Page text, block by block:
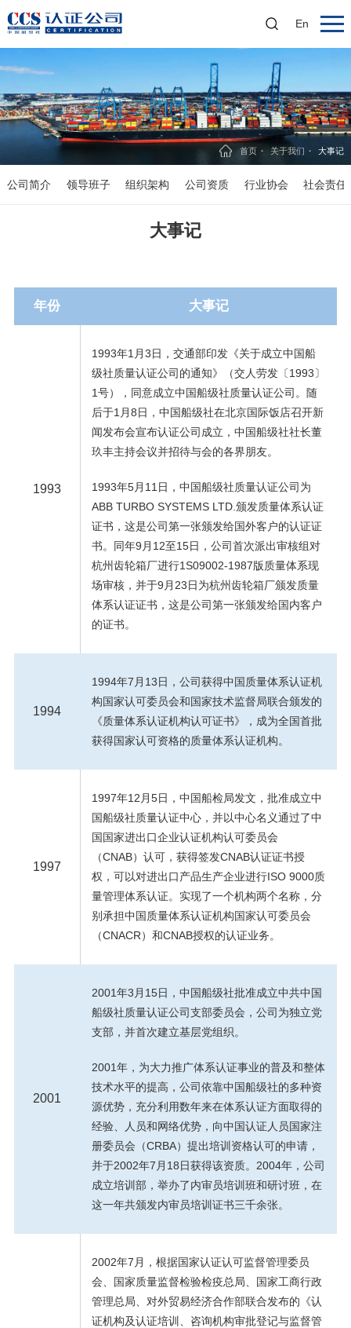
En
首页 关于我们 大事记
公司简介 领导班子 组织架构 公司资质 行业协会 社会责任
大事记
年份 大事记
1993
1993年1月3日，交通部印发《关于成立中国船
级社质量认证公司的通知》（交人劳发〔1993〕
1号），同意成立中国船级社质量认证公司。随
后于1月8日，中国船级社在北京国际饭店召开新
闻发布会宣布认证公司成立，中国船级社社长董
玖丰主持会议并招待与会的各界朋友。
1993年5月11日，中国船级社质量认证公司为
ABB TURBO SYSTEMS LTD.颁发质量体系认证
证书，这是公司第一张颁发给国外客户的认证证
书。同年9月12至15日，公司首次派出审核组对
杭州齿轮箱厂进行1S09002-1987版质量体系现
场审核，并于9月23日为杭州齿轮箱厂颁发质量
体系认证证书，这是公司第一张颁发给国内客户
的证书。
1994
1994年7月13日，公司获得中国质量体系认证机
构国家认可委员会和国家技术监督局联合颁发的
《质量体系认证机构认可证书》，成为全国首批
获得国家认可资格的质量体系认证机构。
1997
1997年12月5日，中国船检局发文，批准成立中
国船级社质量认证中心，并以中心名义通过了中
国国家进出口企业认证机构认可委员会
（CNAB）认可，获得签发CNAB认证证书授
权，可以对进出口产品生产企业进行ISO 9000质
量管理体系认证。实现了一个机构两个名称，分
别承担中国质量体系认证机构国家认可委员会
（CNACR）和CNAB授权的认证业务。
2001
2001年3月15日，中国船级社批准成立中共中国
船级社质量认证公司支部委员会，公司为独立党
支部，并首次建立基层党组织。
2001年，为大力推广体系认证事业的普及和整体
技术水平的提高，公司依靠中国船级社的多种资
源优势，充分利用数年来在体系认证方面取得的
经验、人员和网络优势，向中国认证人员国家注
册委员会（CRBA）提出培训资格认可的申请，
并于2002年7月18日获得该资质。2004年，公司
成立培训部，举办了内审员培训班和研讨班，在
这一年共颁发内审员培训证书三千余张。
2002年7月，根据国家认证认可监督管理委员
会、国家质量监督检验检疫总局、国家工商行政
管理总局、对外贸易经济合作部联合发布的《认
证机构及认证培训、咨询机构审批登记与监督管